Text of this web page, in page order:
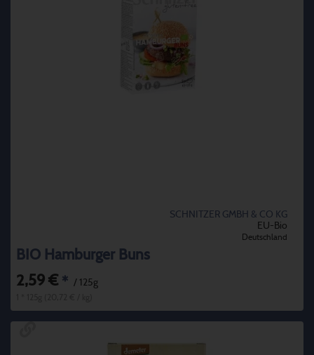
SCHNITZER GMBH & CO KG
EU-Bio
Deutschland
BIO Hamburger Buns
2,59 € * / 125g